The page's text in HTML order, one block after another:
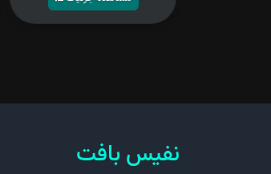
نفیس بافت